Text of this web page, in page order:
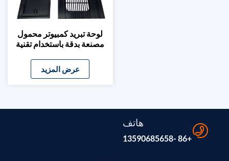
لوحة تبريد كمبيوتر محمول
مصنعة بدقة باستخدام تقنية
عرض المزيد
هاتف
+86 -13590685658